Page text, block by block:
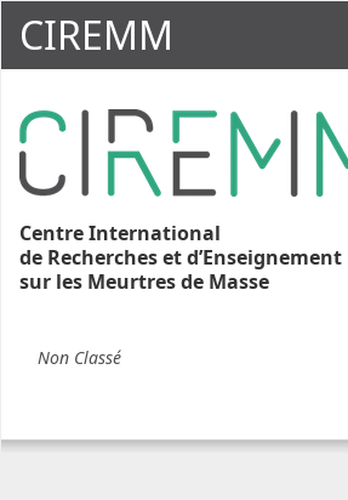
CIREMM
Centre International
de Recherches et d’Enseignement
sur les Meurtres de Masse
Non Classé